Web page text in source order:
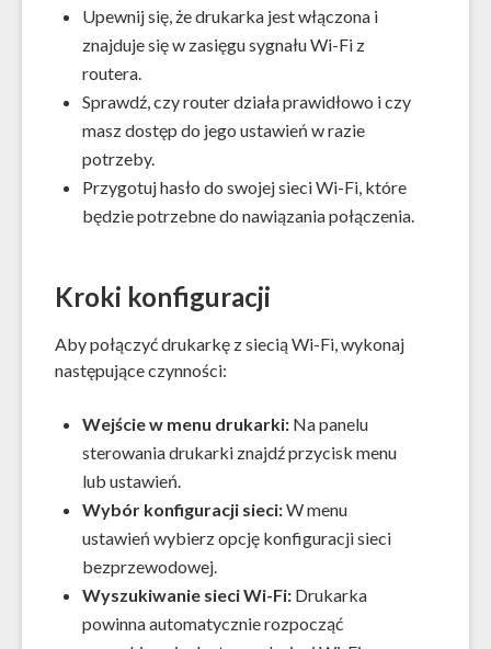
Upewnij się, że drukarka jest włączona i
znajduje się w zasięgu sygnału Wi-Fi z
routera.
Sprawdź, czy router działa prawidłowo i czy
masz dostęp do jego ustawień w razie
potrzeby.
Przygotuj hasło do swojej sieci Wi-Fi, które
będzie potrzebne do nawiązania połączenia.
Kroki konfiguracji
Aby połączyć drukarkę z siecią Wi-Fi, wykonaj
następujące czynności:
Wejście w menu drukarki: Na panelu
sterowania drukarki znajdź przycisk menu
lub ustawień.
Wybór konfiguracji sieci:W menu
ustawień wybierz opcję konfiguracji sieci
bezprzewodowej.
Wyszukiwanie sieci Wi-Fi: Drukarka
powinna automatycznie rozpocząć